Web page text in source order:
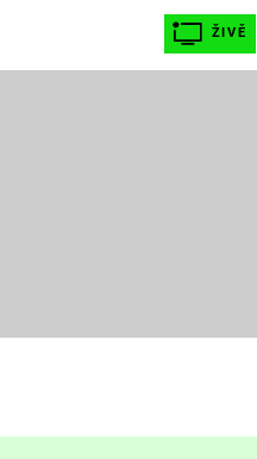
ŽIVĚ
Prima LAJK